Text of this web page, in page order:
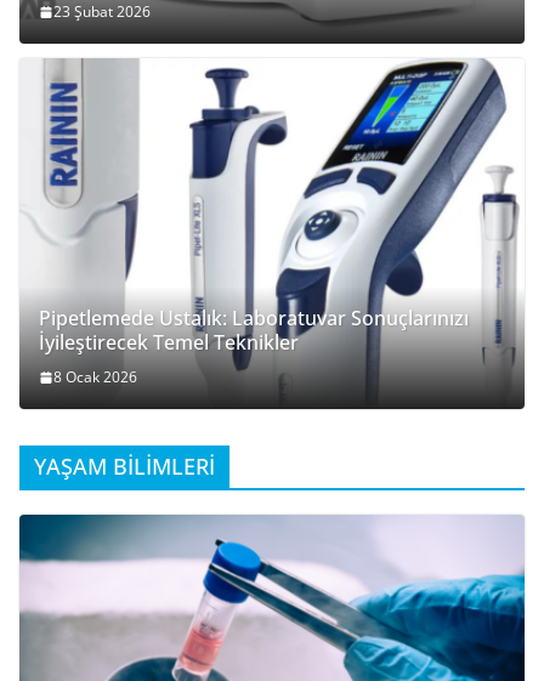
23 Şubat 2026
Pipetlemede Ustalık: Laboratuvar Sonuçlarınızı
İyileştirecek Temel Teknikler
8 Ocak 2026
YAŞAM BİLİMLERİ